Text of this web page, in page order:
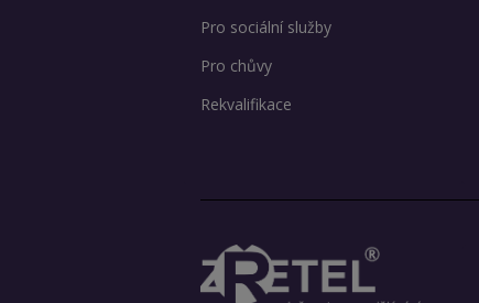
Pro sociální služby
Pro chůvy
Rekvalifikace